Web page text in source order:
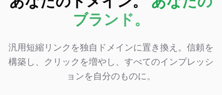
ブランド。
汎用短縮リンクを独自ドメインに置き換え。信頼を
構築し、クリックを増やし、すべてのインプレッシ
ョンを自分のものに。